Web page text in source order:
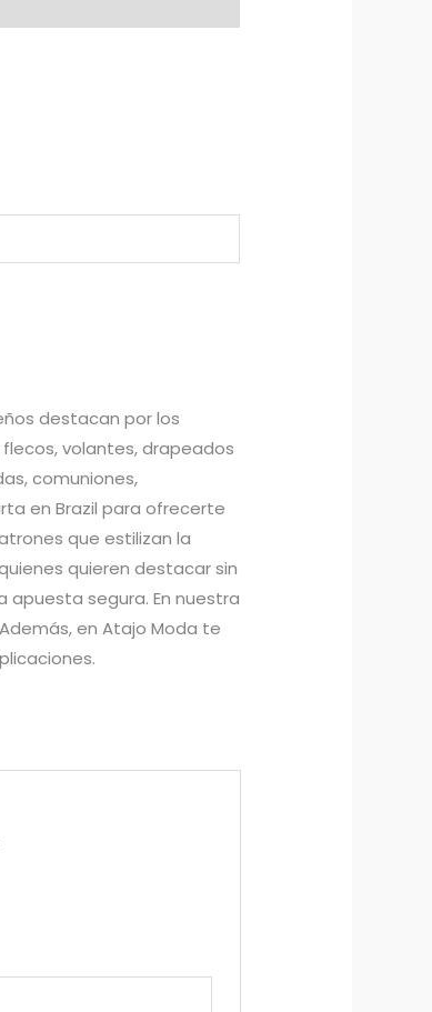
destacan por los
volantes, drapeados
comuniones,
en Brazil para ofrecerte
que estilizan la
quieren destacar sin
apuesta segura. En nuestra
en Atajo Moda te